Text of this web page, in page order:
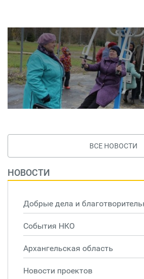
ВСЕ НОВОСТИ
НОВОСТИ
Добрые дела и
События НКО
Архангельская область
Новости проектов